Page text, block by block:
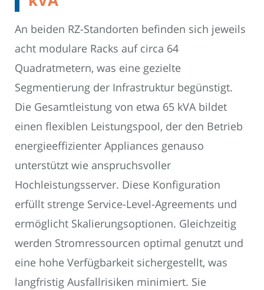
An beiden RZ-Standorten befinden sich jeweils
acht modulare Racks auf circa 64
Quadratmetern, was eine gezielte
Segmentierung der Infrastruktur begünstigt.
Die Gesamtleistung von etwa 65 kVA bildet
einen flexiblen Leistungspool, der den Betrieb
energieeffizienter Appliances genauso
unterstützt wie anspruchsvoller
Hochleistungsserver. Diese Konfiguration
erfüllt strenge Service-Level-Agreements und
ermöglicht Skalierungsoptionen. Gleichzeitig
werden Stromressourcen optimal genutzt und
eine hohe Verfügbarkeit sichergestellt, was
langfristig Ausfallrisiken minimiert. Sie